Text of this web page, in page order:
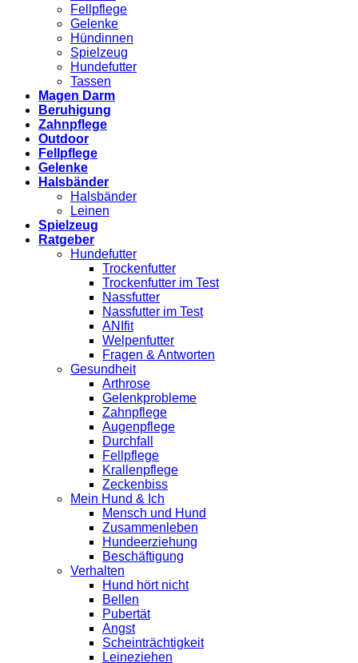
Fellpflege
Gelenke
Hündinnen
Spielzeug
Hundefutter
Tassen
Magen Darm
Beruhigung
Zahnpflege
Outdoor
Fellpflege
Gelenke
Halsbänder
Halsbänder
Leinen
Spielzeug
Ratgeber
Hundefutter
Trockenfutter
Trockenfutter im Test
Nassfutter
Nassfutter im Test
ANIfit
Welpenfutter
Fragen & Antworten
Gesundheit
Arthrose
Gelenkprobleme
Zahnpflege
Augenpflege
Durchfall
Fellpflege
Krallenpflege
Zeckenbiss
Mein Hund & Ich
Mensch und Hund
Zusammenleben
Hundeerziehung
Beschäftigung
Verhalten
Hund hört nicht
Bellen
Pubertät
Angst
Scheinträchtigkeit
Leineziehen